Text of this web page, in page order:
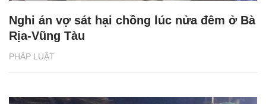
PHÁP LUẬT
Nghi án vợ sát hại chồng lúc nửa đêm ở Bà
Rịa-Vũng Tàu